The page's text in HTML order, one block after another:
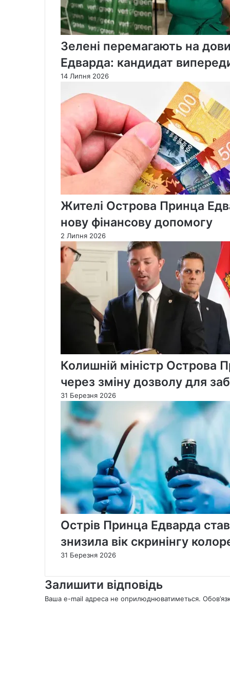
Зелені перемагають на
Едварда: кандидат
14 Липня 2026
Жителі Острова Принца
нову фінансову допомогу
2 Липня 2026
Колишній міністр Острова
через зміну дозволу для
31 Березня 2026
Острів Принца Едварда
знизила вік скринінгу
31 Березня 2026
Залишити відповідь
Ваша e-mail адреса не оприлюднюватиметься.